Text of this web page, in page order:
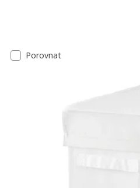
Seznam výsledků
Porovnat